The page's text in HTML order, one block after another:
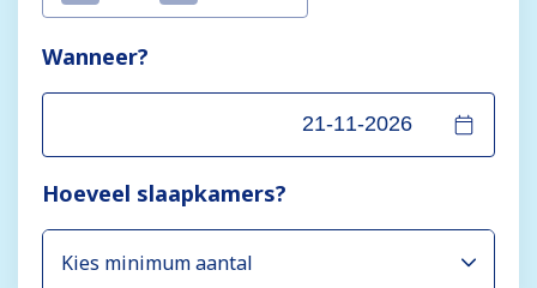
Wanneer?
Hoeveel slaapkamers?